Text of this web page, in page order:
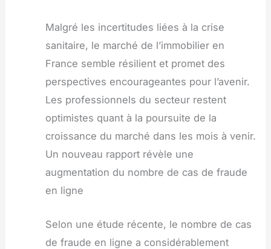
Malgré les incertitudes liées à la crise
sanitaire, le marché de l’immobilier en
France semble résilient et promet des
perspectives encourageantes pour l’avenir.
Les professionnels du secteur restent
optimistes quant à la poursuite de la
croissance du marché dans les mois à venir.
Un nouveau rapport révèle une
augmentation du nombre de cas de fraude
en ligne
Selon une étude récente, le nombre de cas
de fraude en ligne a considérablement